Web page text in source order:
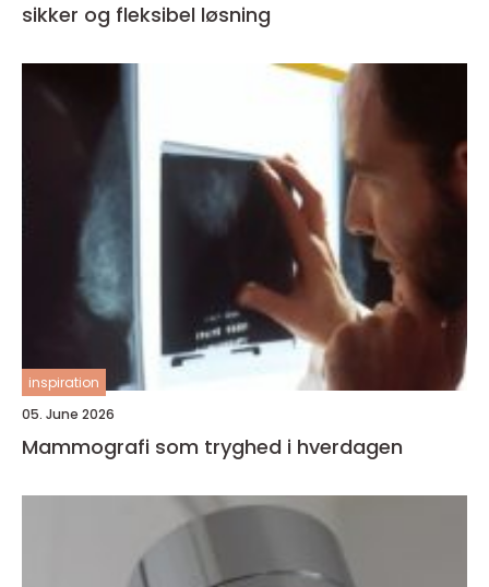
sikker og fleksibel løsning
inspiration
05. June 2026
Mammografi som tryghed i hverdagen